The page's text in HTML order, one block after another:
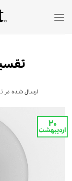
ارسال شده در
۲۰
اردیبهشت